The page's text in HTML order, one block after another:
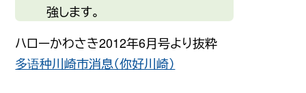
強します。
ハローかわさき2012年6月号より抜粋
多语种川崎市消息（你好川崎）